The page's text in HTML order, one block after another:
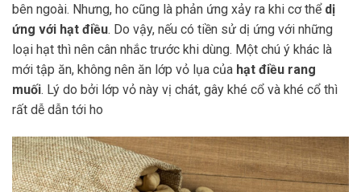
bên ngoài. Nhưng, ho cũng là phản ứng xảy ra khi cơ thể dị
ứng với hạt điều. Do vậy, nếu có tiền sử dị ứng với những
loại hạt thì nên cân nhắc trước khi dùng. Một chú ý khác là
mới tập ăn, không nên ăn lớp vỏ lụa của hạt điều rang
muối. Lý do bởi lớp vỏ này vị chát, gây khé cổ và khé cổ thì
rất dễ dẫn tới ho